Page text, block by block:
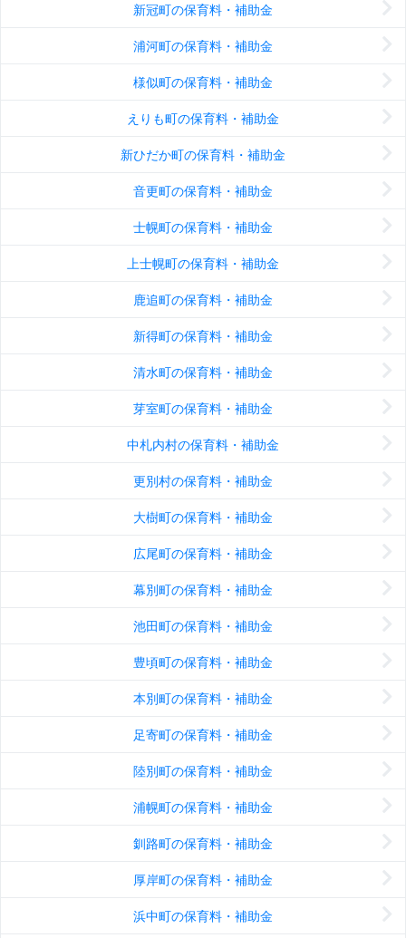
新冠町の保育料・補助金
浦河町の保育料・補助金
様似町の保育料・補助金
えりも町の保育料・補助金
新ひだか町の保育料・補助金
音更町の保育料・補助金
士幌町の保育料・補助金
上士幌町の保育料・補助金
鹿追町の保育料・補助金
新得町の保育料・補助金
清水町の保育料・補助金
芽室町の保育料・補助金
中札内村の保育料・補助金
更別村の保育料・補助金
大樹町の保育料・補助金
広尾町の保育料・補助金
幕別町の保育料・補助金
池田町の保育料・補助金
豊頃町の保育料・補助金
本別町の保育料・補助金
足寄町の保育料・補助金
陸別町の保育料・補助金
浦幌町の保育料・補助金
釧路町の保育料・補助金
厚岸町の保育料・補助金
浜中町の保育料・補助金